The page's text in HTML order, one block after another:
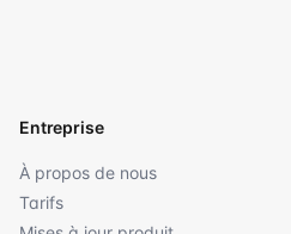
Entreprise
À propos de nous
Tarifs